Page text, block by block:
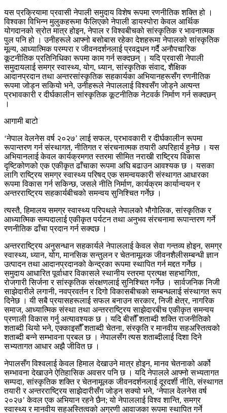
यस प्रक्रियामा प्रवासी नेपाली समुदाय विशेष रूपमा रणनीतिक शक्ति हो ।
विश्वका विभिन्न मुलुकहरूमा फैलिएको नेपाली डायस्पोरा केवल आर्थिक
योगदानको स्रोत मात्र होइन, नेपाल र विश्वबीचको सांस्कृतिक र भावनात्मक
पुल पनि हो । उनीहरूले आफ्नो बसोबास रहेका देशहरूमा नेपालको सांस्कृतिक
मूल्य, आध्यात्मिक परम्परा र जीवनदर्शनलाई प्रवद्र्धन गर्दै अनौपचारिक
कूटनीतिक प्रतिनिधिका रूपमा काम गर्न सक्दछन् । यदि प्रवासी नेपाली
समुदायलाई समग्र स्वास्थ्य, योग, ध्यान, सांस्कृतिक संवाद, शैक्षिक
आदानप्रदान तथा अन्तरसांस्कृतिक सहकार्यका अभियानहरूसँग रणनीतिक
रूपमा जोड्न सकियो भने, उनीहरूले नेपाललाई विश्वसँग जोड्ने अत्यन्त
प्रभावकारी र दीर्घकालीन सांस्कृतिक कूटनीतिक नेटवर्क निर्माण गर्न सक्दछन्
।
आगामी बाटो
‘नेपाल वेलनेस वर्ष २०२७’ लाई सफल, प्रभावकारी र दीर्घकालीन रूपमा
रूपान्तरण गर्न संस्थागत, नीतिगत र संरचनात्मक तयारी अपरिहार्य हुनेछ । यस
अभियानलाई केवल कार्यक्रमगत स्तरमा सीमित नराखी राष्ट्रिय विकास
दृष्टिकोणको एक एकीकृत ढाँचाका रूपमा अघि बढाउन आवश्यक छ । यसका
लागि राष्ट्रिय समग्र स्वास्थ्य परिषद् एक समन्वयकारी संस्थागत आधारका
रूपमा विकास गर्न सकिन्छ, जसले नीति निर्माण, कार्यक्रम कार्यान्वयन र
अन्तरराष्ट्रिय सहकार्यबीचको समन्वय सुनिश्चित गर्नेछ ।
त्यस्तै, हिमालय समग्र स्वास्थ्य परिपथले नेपालको भौगोलिक, सांस्कृतिक र
आध्यात्मिक सम्पदालाई एकीकृत पर्यटन तथा अनुभव संरचनामा रूपान्तरण गर्ने
रणनीतिक ढाँचा प्रदान गर्न सक्दछ ।
अन्तरराष्ट्रिय अनुसन्धान सहकार्यले नेपाललाई केवल सेवा गन्तव्य होइन, समग्र
स्वास्थ्य, ध्यान, योग, मानसिक सन्तुलन र चेतनामूलक जीवनशैलीसम्बन्धी ज्ञान
उत्पादन तथा आदानप्रदानको केन्द्रका रूपमा स्थापित गर्न मद्दत गर्नेछ ।
समुदाय आधारित पूर्वाधार विकासले स्थानीय स्तरमा प्रत्यक्ष सहभागिता,
रोजगारी सिर्जना र सांस्कृतिक संरक्षणलाई सुनिश्चित गर्नेछ । सार्वजनिक निजी
साझेदारीले लगानी, नवप्रवर्तन र दिगो विकासबीचको सम्बन्धलाई संस्थागत रूप
दिनेछ । यी सबै प्रयासहरूलाई सफल बनाउन सरकार, निजी क्षेत्र, नागरिक
समाज, आध्यात्मिक संस्था तथा अन्तरराष्ट्रिय साझेदारबीच एकीकृत समन्वय
प्रणाली विकास गर्नु अत्यावश्यक छ । यदि बीसौँ शताब्दी शक्ति राजनीतिको
शताब्दी थियो भने, एक्काइसौँ शताब्दी चेतना, संस्कृति र मानवीय सहअस्तित्वको
शताब्दी बन्ने सम्भावना प्रबल छ । नेपालसँग त्यस शताब्दीलाई दिशा दिने
सभ्यतागत आधार अझै जीवित छ ।
नेपालसँग विश्वलाई केवल हिमाल देखाउने मात्र होइन, मानव चेतनाको अर्को
सम्भावना देखाउने ऐतिहासिक अवसर पनि छ । यदि नेपालले आफ्नो सभ्यतागत
सम्पदा, सांस्कृतिक शक्ति र चेतनामूलक जीवनदर्शनलाई दूरदर्शी नीति, संस्थागत
तयारी र अन्तरराष्ट्रिय साझेदारीसँग जोड्न सक्यो भने, ‘नेपाल वेलनेस वर्ष
२०२७’ केवल एक अभियान रहने छैन; यो नेपाललाई विश्व शान्ति, समग्र
स्वास्थ्य र मानवीय सहअस्तित्वको अग्रणी आवाजका रूपमा स्थापित गर्ने